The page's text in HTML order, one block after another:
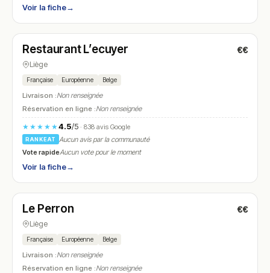
Voir la fiche→
N° 17
Restaurant L’ecuyer €€
Liège
Française Européenne Belge
Livraison :Non renseignée
Réservation en ligne :Non renseignée
★★★★★4.5/5· 838 avis Google
RANKEAT
Aucun avis par la communauté
Vote rapideAucun vote pour le moment
Voir la fiche→
N° 18
Le Perron €€
Liège
Française Européenne Belge
Livraison :Non renseignée
Réservation en ligne :Non renseignée